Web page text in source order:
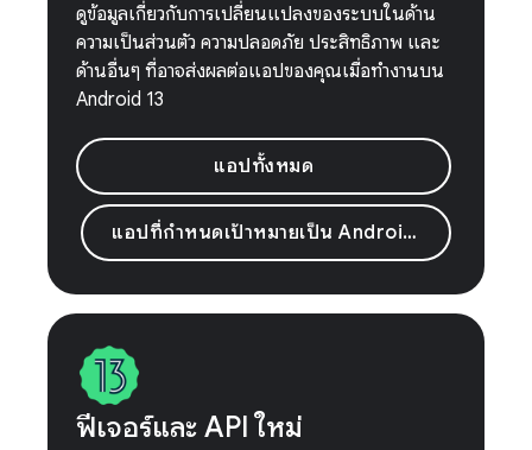
ดูข้อมูลเกี่ยวกับการเปลี่ยนแปลงของระบบในด้าน
ความเป็นส่วนตัว ความปลอดภัย ประสิทธิภาพ และ
ด้านอื่นๆ ที่อาจส่งผลต่อแอปของคุณเมื่อทำงานบน
Android 13
แอปทั้งหมด
แอปที่กําหนดเป้าหมายเป็น Android 13
ฟีเจอร์และ API ใหม่